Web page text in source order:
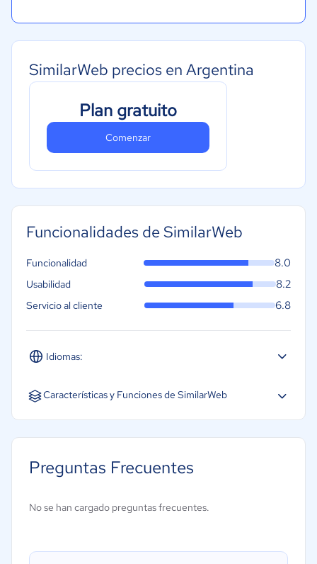
SimilarWeb precios en Argentina
Plan gratuito
Comenzar
Funcionalidades de SimilarWeb
Idiomas:
Inglés
Funcionalidad 8.0
Usabilidad 8.2
Servicio al cliente 6.8
Características y Funciones de SimilarWeb
Gestión de enlaces
Preguntas Frecuentes
No se han cargado preguntas frecuentes.